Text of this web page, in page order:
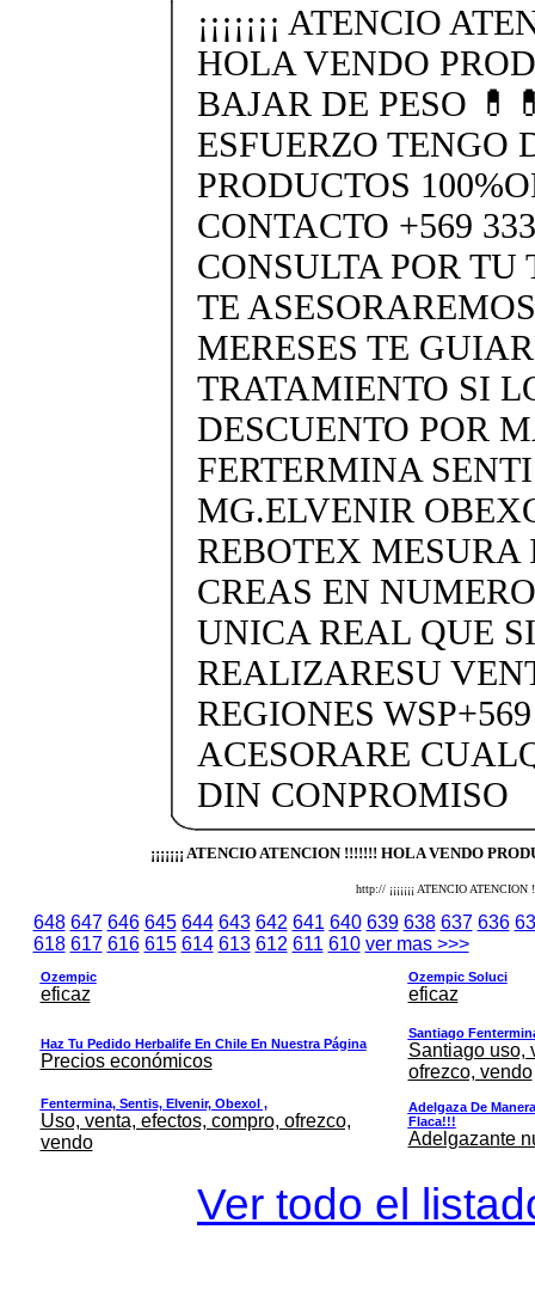
¡¡¡¡¡¡¡ ATENCIO
HOLA VENDO
BAJAR DE PESO
ESFUERZO TENGO
PRODUCTOS
CONTACTO +569
CONSULTA POR
TE
MERESES TE
TRATAMIENTO SI
DESCUENTO POR
FERTERMINA
MG.ELVENIR
REBOTEX MESURA
CREAS EN
UNICA REAL QUE
REALIZARESU
REGIONES
ACESORARE
DIN CONPROMISO
¡¡¡¡¡¡¡ ATENCIO ATENCION !!!!!!! HOLA VENDO
http:// ¡¡¡¡¡¡¡ ATENCIO
648 647 646 645 644 643 642 641 640 639 638 637 636
618 617 616 615 614 613 612 611 610 ver mas >>>
Ozempic
eficaz
Ozempic Soluci
eficaz
Haz Tu Pedido Herbalife En Chile En Nuestra Página
Precios económicos
Santiago
Santiago uso,
ofrezco, vendo
Fentermina, Sentis, Elvenir, Obexol ,
Uso, venta, efectos, compro, ofrezco,
vendo
Adelgaza De
Flaca!!!
Adelgazante
Ver todo el